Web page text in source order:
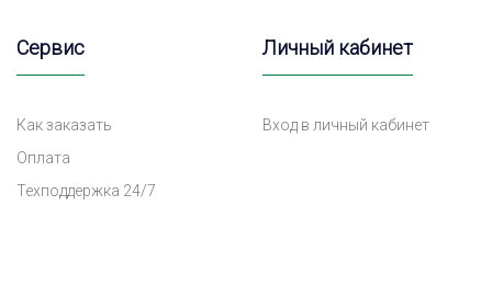
Сервис
Как заказать
Оплата
Техподдержка 24/7
Личный кабинет
Вход в личный кабинет